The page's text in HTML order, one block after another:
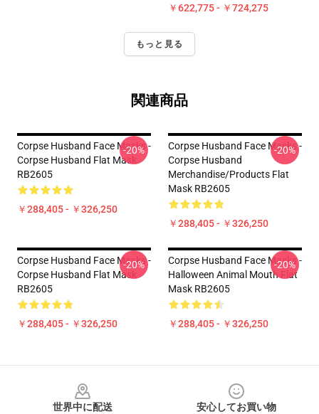
￥622,775 - ￥724,275
もっと見る
関連商品
Corpse Husband Face Masks -
Corpse Husband Flat Mask
RB2605
￥288,405 - ￥326,250
-20%
Corpse Husband Face Masks -
Corpse Husband
Merchandise/Products Flat
Mask RB2605
￥288,405 - ￥326,250
-20%
Corpse Husband Face Masks -
Corpse Husband Flat Mask
RB2605
￥288,405 - ￥326,250
-20%
Corpse Husband Face Masks -
Halloween Animal Mouth Flat
Mask RB2605
￥288,405 - ￥326,250
-20%
世界中に配送
安心してお買い物